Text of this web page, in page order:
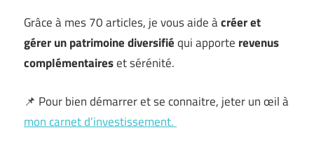
Grâce à mes 70 articles, je vous aide àcréer et
gérer un patrimoine diversifiéqui apporte revenus
complémentaireset sérénité.
📌 Pour bien démarrer et se connaitre, jeter un œil à
mon carnet d’investissement.